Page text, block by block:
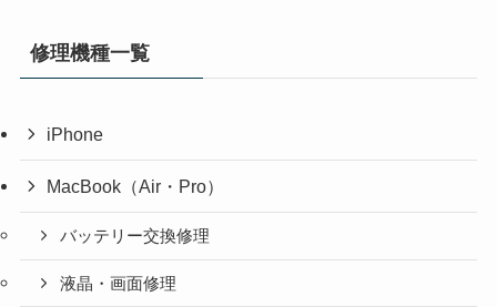
修理機種一覧
iPhone
MacBook（Air・Pro）
バッテリー交換修理
液晶・画面修理